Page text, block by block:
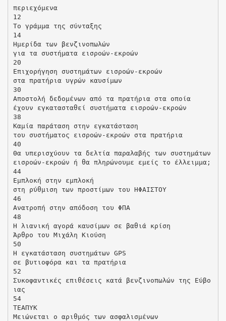
περιεχόμενα
­12
Το γράμμα της σύνταξης
­14
Ημερίδα των βενζινοπωλών
για τα συστήματα εισροών-εκροών
20
Επιχορήγηση συστημάτων εισροών-εκροών
στα πρατήρια υγρών καυσίμων
30
Αποστολή δεδομένων από τα πρατήρια στα οποία
έχουν εγκατασταθεί συστήματα εισροών-εκροών
38
Καμία παράταση στην εγκατάσταση
του συστήματος εισροών-εκροών στα πρατήρια
40
Θα υπερισχύουν τα δελτία παραλαβής των συστημάτων
εισροών-εκροών ή θα πληρώνουμε εμείς το έλλειμμα;
44
Εμπλοκή στην εμπλοκή
στη ρύθμιση των προστίμων του ΗΦΑΙΣΤΟΥ
46
Ανατροπή στην απόδοση του ΦΠΑ
48
Η λιανική αγορά καυσίμων σε βαθιά κρίση
Άρθρο του Μιχάλη Κιούση
50
Η εγκατάσταση συστημάτων GPS
σε βυτιοφόρα και τα πρατήρια
52
Συκοφαντικές επιθέσεις κατά βενζινοπωλών της Εύβο
ιας
54
ΤΕΑΠΥΚ
Μειώνεται ο αριθμός των ασφαλισμένων